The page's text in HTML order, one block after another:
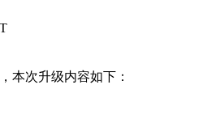
T
次升级内容如下：